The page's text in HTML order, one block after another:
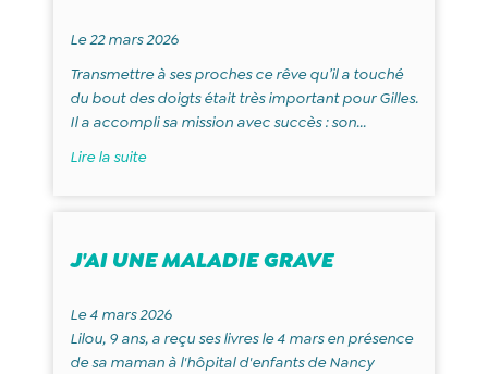
Le 22 mars 2026
Transmettre à ses proches ce rêve qu’il a touché
du bout des doigts était très important pour Gilles.
Il a accompli sa mission avec succès : son...
Lire la suite
J'AI UNE MALADIE GRAVE
Le 4 mars 2026
Lilou, 9 ans, a reçu ses livres le 4 mars en présence
de sa maman à l'hôpital d'enfants de Nancy